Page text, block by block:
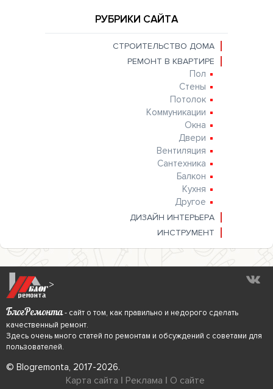
РУБРИКИ САЙТА
СТРОИТЕЛЬСТВО ДОМА
РЕМОНТ В КВАРТИРЕ
Пол
Стены
Потолок
Коммуникации
Окна
Двери
Вентиляция
Сантехника
Балкон
Кухня
Другое
ДИЗАЙН ИНТЕРЬЕРА
ИНСТРУМЕНТ
>
БлогРемонта- сайт о том, как правильно и недорого сделать
качественный ремонт.
Здесь очень много статей по ремонтам и обсуждений с советами для
пользователей.
© Blogremonta, 2017-2026.
Карта сайта | Реклама | О сайте